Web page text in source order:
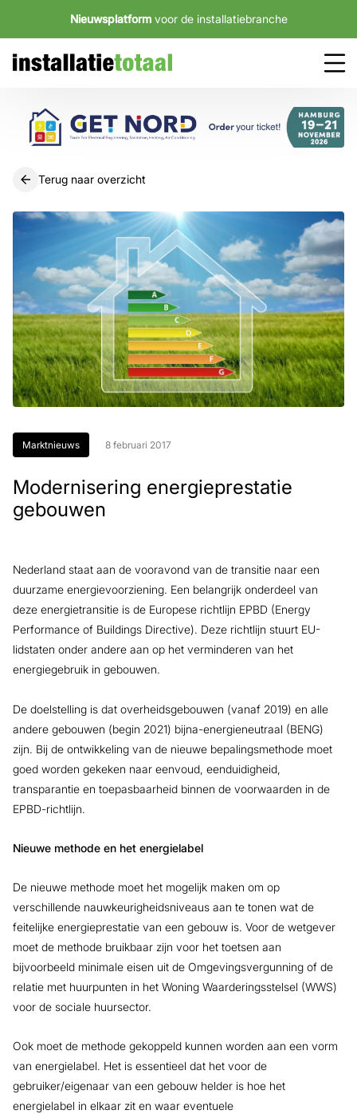
Nieuwsplatform voor de installatiebranche
Terug naar overzicht
Marktnieuws 8 februari 2017
Modernisering energieprestatie
gebouwen
Nederland staat aan de vooravond van de transitie naar een
duurzame energievoorziening. Een belangrijk onderdeel van
deze energietransitie is de Europese richtlijn EPBD (Energy
Performance of Buildings Directive). Deze richtlijn stuurt EU-
lidstaten onder andere aan op het verminderen van het
energiegebruik in gebouwen.
De doelstelling is dat overheidsgebouwen (vanaf 2019) en alle
andere gebouwen (begin 2021) bijna-energieneutraal (BENG)
zijn. Bij de ontwikkeling van de nieuwe bepalingsmethode moet
goed worden gekeken naar eenvoud, eenduidigheid,
transparantie en toepasbaarheid binnen de voorwaarden in de
EPBD-richtlijn.
Nieuwe methode en het energielabel
De nieuwe methode moet het mogelijk maken om op
verschillende nauwkeurigheidsniveaus aan te tonen wat de
feitelijke energieprestatie van een gebouw is. Voor de wetgever
moet de methode bruikbaar zijn voor het toetsen aan
bijvoorbeeld minimale eisen uit de Omgevingsvergunning of de
relatie met huurpunten in het Woning Waarderingsstelsel (WWS)
voor de sociale huursector.
Ook moet de methode gekoppeld kunnen worden aan een vorm
van energielabel. Het is essentieel dat het voor de
gebruiker/eigenaar van een gebouw helder is hoe het
energielabel in elkaar zit en waar eventuele